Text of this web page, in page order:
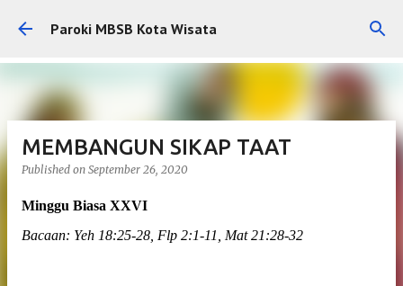
Skip to main content
Paroki MBSB Kota Wisata
MEMBANGUN SIKAP TAAT
Published on September 26, 2020
Minggu Biasa XXVI
Bacaan: Yeh 18:25-28, Flp 2:1-11, Mat 21:28-32